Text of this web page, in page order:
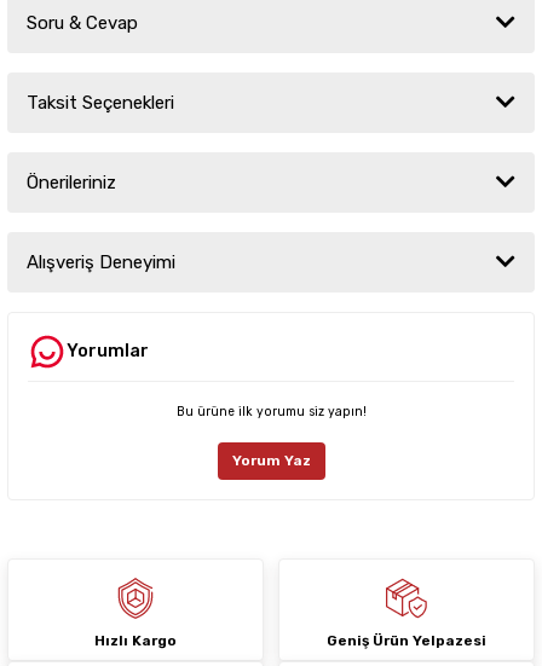
Soru & Cevap
Ürün hakkında henüz soru sorulmamış.
Taksit Seçenekleri
Önerileriniz
yetersiz gördüğünüz noktaları öneri formunu kullanarak tarafımıza
iletebilirsiniz.
Ürün resmi kalitesiz, bozuk veya görüntülenemiyor.
Ürün fiyatı diğer sitelerden daha pahalı.
Alışveriş Deneyimi
Deneyimini Paylaş
Yorumlar
Bu ürüne ilk yorumu siz yapın!
Yorum Yaz
Hızlı Kargo Geniş Ürün Yelpazesi